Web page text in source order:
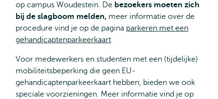
op campus Woudestein. De bezoekers moeten zich
bij de slagboom melden, meer informatie over de
procedure vind je op de pagina parkeren met een
gehandicaptenparkeerkaart.
Voor medewerkers en studenten met een (tijdelijke)
mobiliteitsbeperking die geen EU-
gehandicaptenparkeerkaart hebben, bieden we ook
speciale voorzieningen. Meer informatie vind je op